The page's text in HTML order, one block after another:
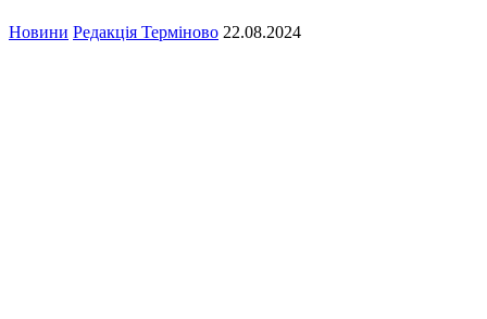
Новини Редакція Терміново 22.08.2024